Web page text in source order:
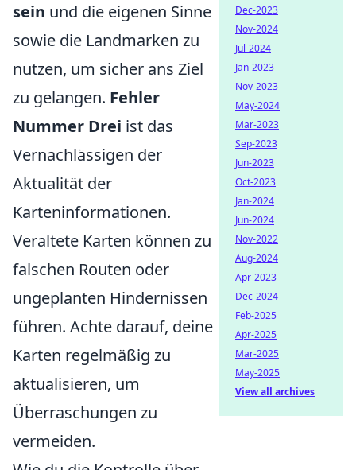
sein und die eigenen Sinne
sowie die Landmarken zu
nutzen, um sicher ans Ziel
zu gelangen. Fehler
Nummer Drei ist das
Vernachlässigen der
Aktualität der
Karteninformationen.
Veraltete Karten können zu
falschen Routen oder
ungeplanten Hindernissen
führen. Achte darauf, deine
Karten regelmäßig zu
aktualisieren, um
Überraschungen zu
vermeiden.
Dec-2023
Nov-2024
Jul-2024
Jan-2023
Nov-2023
May-2024
Mar-2023
Sep-2023
Jun-2023
Oct-2023
Jan-2024
Jun-2024
Nov-2022
Aug-2024
Apr-2023
Dec-2024
Feb-2025
Apr-2025
Mar-2025
May-2025
View all archives